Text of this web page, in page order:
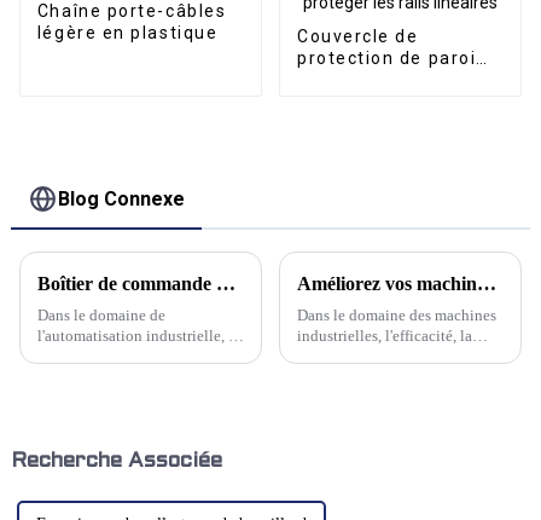
Chaîne porte-câbles
légère en plastique
Couvercle de
protection de paroi
Blog Connexe
Boîtier de commande d'assemblage en porte-à-faux innovant de Kwlid : une intégration synergique de précision et de contrôle
Dans le domaine de
l'automatisation industrielle, la
cantilever. Ce système
Améliorez vos machines avec la série de chaînes porte-câbles en acier de Kwlid
Dans le domaine des machines
industrielles, l'efficacité, la
Recherche Associée